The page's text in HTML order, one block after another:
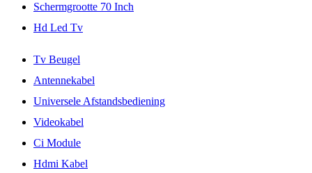
Schermgrootte 70 Inch
Hd Led Tv
Tv Beugel
Antennekabel
Universele Afstandsbediening
Videokabel
Ci Module
Hdmi Kabel